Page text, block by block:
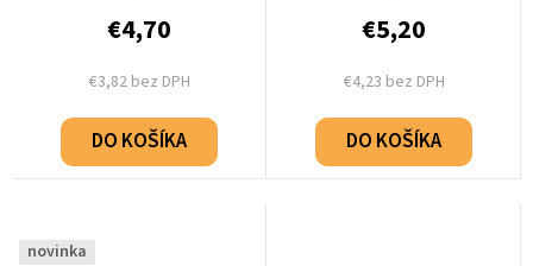
€3,82 bez DPH
€4,70
DO KOŠÍKA
€4,23 bez DPH
€5,20
DO KOŠÍKA
novinka